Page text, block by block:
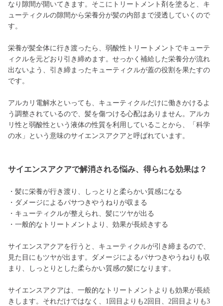
なり隙間が開いてきます。そこにトリートメント剤を塗ると、キ
ューティクルの隙間から栄養分が髪の内部まで浸透していくので
す。
栄養が髪全体に行き渡ったら、弱酸性トリートメントでキューテ
ィクルを元どおり引き締めます。せっかく補給した栄養分が流れ
出ないよう、引き締まったキューティクルが蓋の役割を果たすの
です。
アルカリ電解水といっても、キューティクルだけに働きかけるよ
う調整されているので、髪を傷つける心配はありません。アルカ
リ性と弱酸性という液体の性質を利用していることから、「科学
の水」という意味のサイエンスアクアと呼ばれています。
サイエンスアクアで解消される悩み、得られる効果は？
・髪に栄養が行き渡り、しっとりと柔らかい質感になる
・ダメージによるパサつきやうねりが収まる
・キューティクルが整えられ、髪にツヤが出る
・一般的なトリートメントより、効果が長続きする
サイエンスアクアを行うと、キューティクルが引き締まるので、
見た目にもツヤが出ます。ダメージによるパサつきやうねりも収
まり、しっとりとした柔らかい質感の髪になります。
サイエンスアクアは、一般的なトリートメントよりも効果が長続
きします。それだけではなく、1回目よりも2回目、2回目よりも3